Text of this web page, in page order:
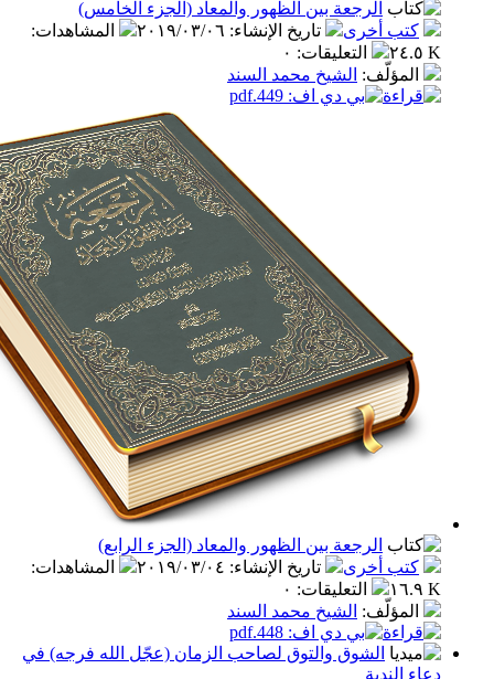
الرجعة بين الظهور والمعاد (الجزء الخامس)
أخرى
تاريخ الإنشاء :٢٠١٩/٠٣/٠٦ المشاهدات:
التعليقات:٠
الشيخ محمد السند
الرجعة بين الظهور والمعاد (الجزء الرابع)
أخرى
تاريخ الإنشاء :٢٠١٩/٠٣/٠٤ المشاهدات:
التعليقات:٠
الشيخ محمد السند
الشوق والتوق لصاحب الزمان (عجّل الله فرجه) في